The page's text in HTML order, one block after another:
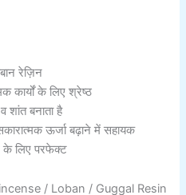
रेज़िन
कार्यों के लिए श्रेष्ठ
शांत बनाता है
ऊर्जा बढ़ाने में सहायक
के लिए परफेक्ट
/ Loban / Guggal Resin